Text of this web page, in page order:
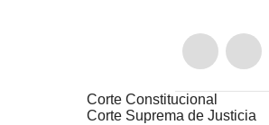
Corte Constitucional
Corte Suprema de Justicia